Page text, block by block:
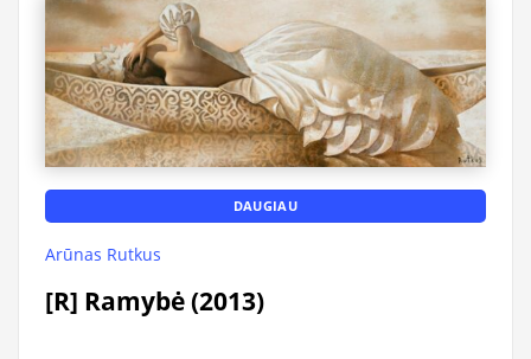
DAUGIAU
Arūnas Rutkus
[R] Ramybė (2013)